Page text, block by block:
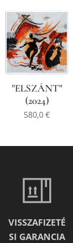
"ELSZÁNT"
(2024)
580,0€
VISSZAFIZETÉ
SI GARANCIA